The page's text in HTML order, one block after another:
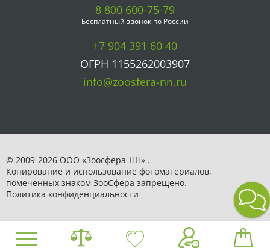
8 800 600-75-79
Бесплатный звонок по России
+7 904 391 60 40
ОГРН 1155262003907
info@zoosfera-nn.ru
© 2009-2026 ООО «Зоосфера-НН» .
Копирование и использование фотоматериалов,
помеченных знаком ЗooСфера запрещено.
Политика конфиденциальности